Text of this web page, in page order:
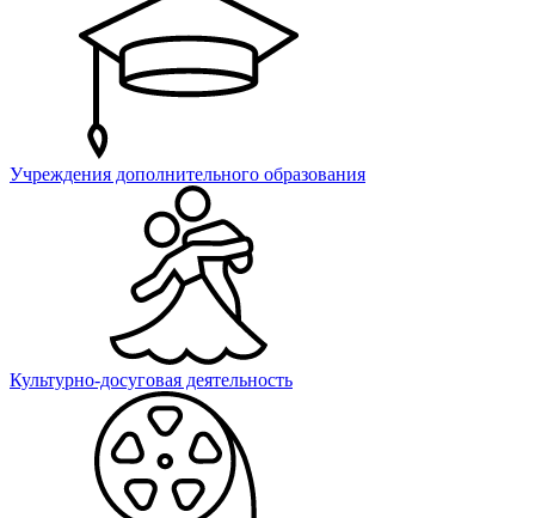
Учреждения дополнительного образования
Культурно-досуговая деятельность